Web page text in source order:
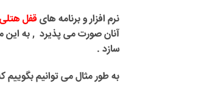
نرم افزار و برنامه هایقفل هتلی
آنان صورت می پذیرد , به این
سازد .
به طور مثال می توانیم بگوییم